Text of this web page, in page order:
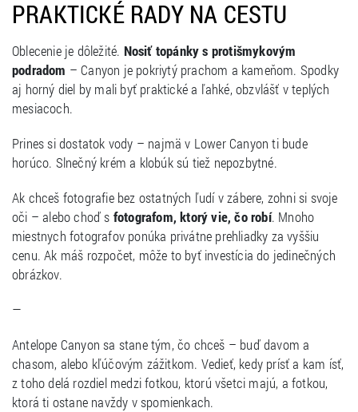
PRAKTICKÉ RADY NA CESTU
Oblecenie je dôležité. Nosiť topánky s protišmykovým
podradom – Canyon je pokriytý prachom a kameňom. Spodky
aj horný diel by mali byť praktické a ľahké, obzvlášť v teplých
mesiacoch.
Prines si dostatok vody – najmä v Lower Canyon ti bude
horúco. Slnečný krém a klobúk sú tiež nepozbytné.
Ak chceš fotografie bez ostatných ľudí v zábere, zohni si svoje
oči – alebo choď s fotografom, ktorý vie, čo robí. Mnoho
miestnych fotografov ponúka privátne prehliadky za vyššiu
cenu. Ak máš rozpočet, môže to byť investícia do jedinečných
obrázkov.
—
Antelope Canyon sa stane tým, čo chceš – buď davom a
chasom, alebo kľúčovým zážitkom. Vedieť, kedy prísť a kam ísť,
z toho delá rozdiel medzi fotkou, ktorú všetci majú, a fotkou,
ktorá ti ostane navždy v spomienkach.